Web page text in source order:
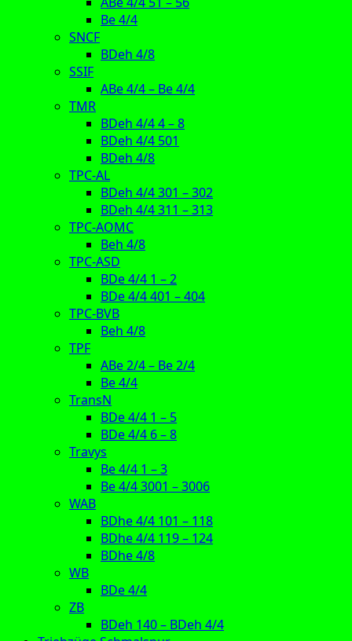
Be 4/4
SNCF
BDeh 4/8
SSIF
ABe 4/4 – Be 4/4
TMR
BDeh 4/4 4 – 8
BDeh 4/4 501
BDeh 4/8
TPC-AL
BDeh 4/4 301 – 302
BDeh 4/4 311 – 313
TPC-AOMC
Beh 4/8
TPC-ASD
BDe 4/4 1 – 2
BDe 4/4 401 – 404
TPC-BVB
Beh 4/8
TPF
ABe 2/4 – Be 2/4
Be 4/4
TransN
BDe 4/4 1 – 5
BDe 4/4 6 – 8
Travys
Be 4/4 1 – 3
Be 4/4 3001 – 3006
WAB
BDhe 4/4 101 – 118
BDhe 4/4 119 – 124
BDhe 4/8
WB
BDe 4/4
ZB
BDeh 140 – BDeh 4/4